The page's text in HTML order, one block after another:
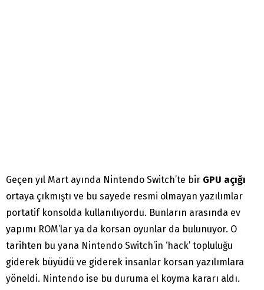
Geçen yıl Mart ayında Nintendo Switch’te bir GPU açığı
ortaya çıkmıştı ve bu sayede resmi olmayan yazılımlar
portatif konsolda kullanılıyordu. Bunların arasında ev
yapımı ROM’lar ya da korsan oyunlar da bulunuyor. O
tarihten bu yana Nintendo Switch’in ‘hack’ topluluğu
giderek büyüdü ve giderek insanlar korsan yazılımlara
yöneldi. Nintendo ise bu duruma el koyma kararı aldı.